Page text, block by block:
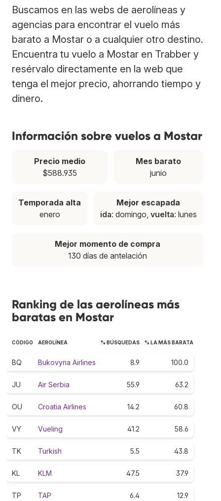
Buscamos en las webs de aerolíneas y
agencias para encontrar el vuelo más
barato a Mostar o a cualquier otro destino.
Encuentra tu vuelo a Mostar en Trabber y
resérvalo directamente en la web que
tenga el mejor precio, ahorrando tiempo y
dinero.
Información sobre vuelos a Mostar
Precio medio
$588.935
Mes barato
junio
Temporada alta
enero
Mejor escapada
ida: domingo, vuelta: lunes
Mejor momento de compra
130 días de antelación
Ranking de las aerolíneas más
baratas en Mostar
CÓDIGO AEROLÍNEA % BÚSQUEDAS % LA MÁS BARATA
BQ Bukovyna Airlines 8.9 100.0
JU Air Serbia 55.9 63.2
OU Croatia Airlines 14.2 60.8
VY Vueling 41.2 58.6
TK Turkish 5.5 43.8
KL KLM 47.5 37.9
TP TAP 6.4 12.9